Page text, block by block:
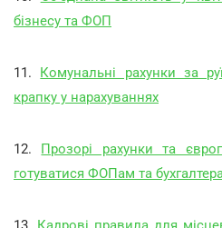
бізнесу та ФОП
11. Комунальні рахунки за
крапку у нарахуваннях
12. Прозорі рахунки та
готуватися ФОПам та